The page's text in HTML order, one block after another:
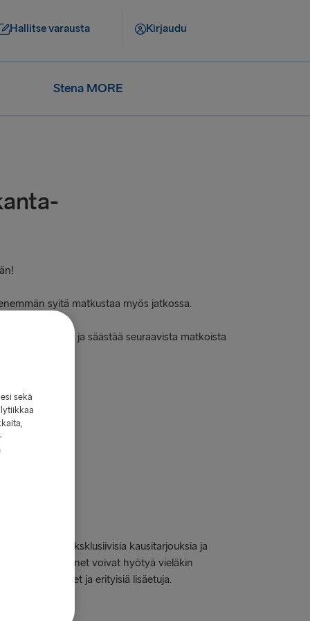
Hallitse varausta Kirjaudu
Stena MORE
syitä matkustaa myös jatkossa.
ja säästää seuraavista matkoista
saavat sekä eksklusiivisia kausitarjouksia ja
lisäksi jäsenet voivat hyötyä vieläkin
tuplapisteet ja erityisiä lisäetuja.
sekä